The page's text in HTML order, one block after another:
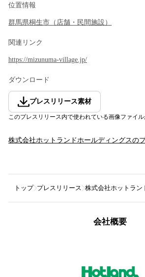
位置情報
群馬県桐生市 （ 店舗・民間施設 ）
関連リンク
https://mizunuma-village.jp/
ダウンロード
プレスリリース素材
このプレスリリース内で使われている画像ファイ
株式会社ホットランドホールディングスの
トップ プレスリリース 株式会社ホットラン
会社概要